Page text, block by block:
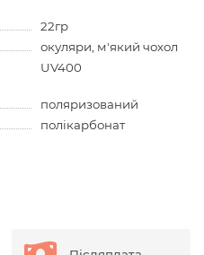
22гр
окуляри, м'який чохол
UV400
поляризований
полікарбонат